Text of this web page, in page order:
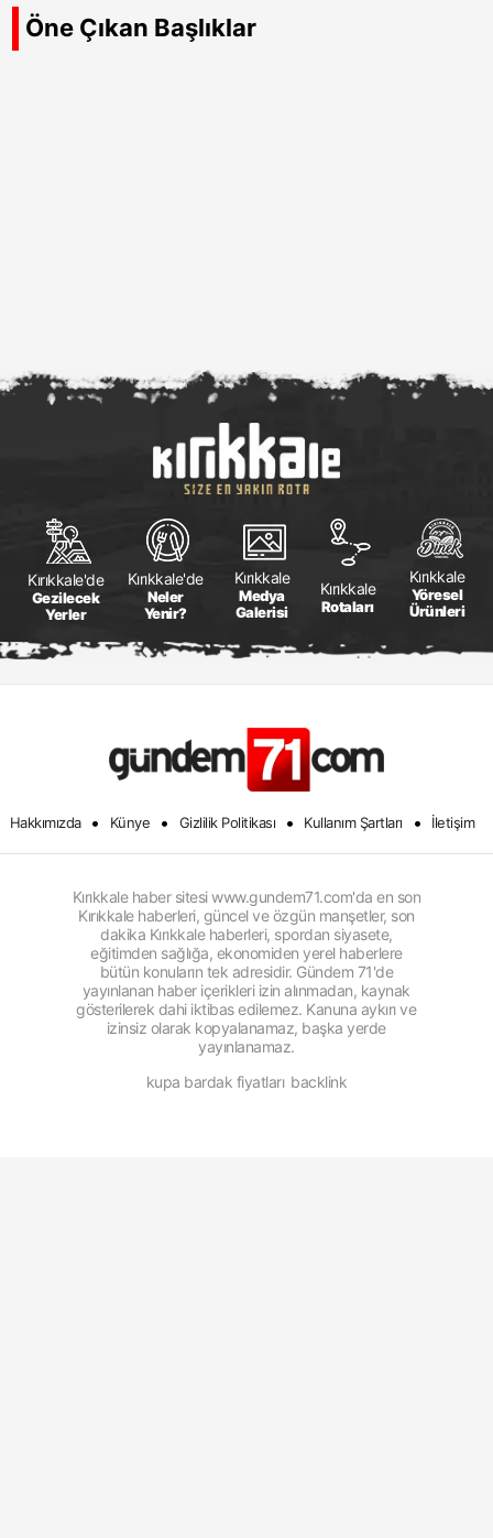
Öne Çıkan Başlıklar
Kırıkkale'de
Gezilecek
Yerler
Kırıkkale'de
Neler
Yenir?
Kırıkkale
Medya
Galerisi
Kırıkkale
Rotaları
Kırıkkale
Yöresel
Ürünleri
Hakkımızda • Künye • Gizlilik Politikası • Kullanım Şartları • İletişim
Kırıkkale haber sitesi www.gundem71.com'da en son
Kırıkkale haberleri, güncel ve özgün manşetler, son
dakika Kırıkkale haberleri, spordan siyasete,
eğitimden sağlığa, ekonomiden yerel haberlere
bütün konuların tek adresidir. Gündem 71'de
yayınlanan haber içerikleri izin alınmadan, kaynak
gösterilerek dahi iktibas edilemez. Kanuna aykırı ve
izinsiz olarak kopyalanamaz, başka yerde
yayınlanamaz.
kupa bardak fiyatları backlink